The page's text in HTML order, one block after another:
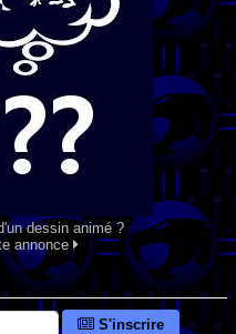
dessin animé ?
annonce
S'inscrire